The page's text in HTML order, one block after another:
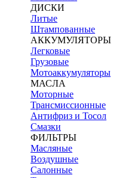
ДИСКИ
Литые
Штампованные
АККУМУЛЯТОРЫ
Легковые
Грузовые
Мотоаккумуляторы
МАСЛА
Моторные
Трансмиссионные
Антифриз и Тосол
Смазки
ФИЛЬТРЫ
Масляные
Воздушные
Салонные